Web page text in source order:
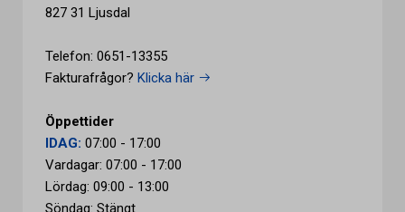
827 31 Ljusdal
Telefon: 0651-13355
Fakturafrågor? Klicka här
Öppettider
IDAG: 07:00 - 17:00
Vardagar: 07:00 - 17:00
Lördag: 09:00 - 13:00
Söndag: Stängt